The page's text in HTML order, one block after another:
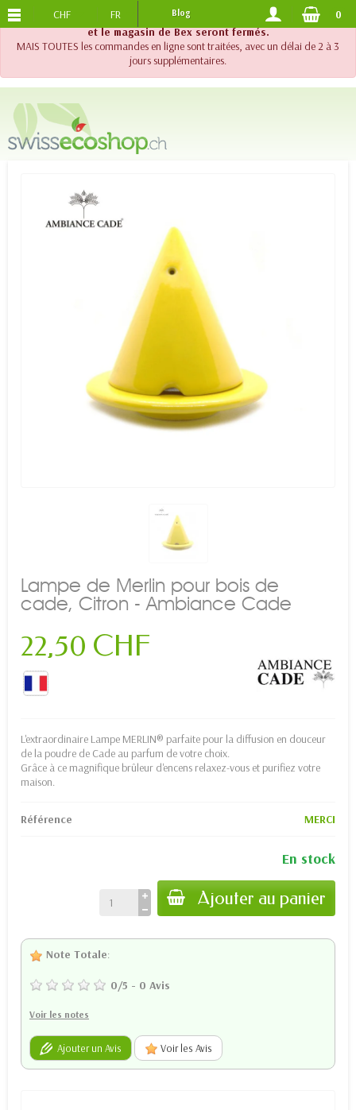
!! Important !! Jusqu'au 20 août 2026, le support téléphonique
et le magasin de Bex seront fermés.
MAIS TOUTES les commandes en ligne sont traitées, avec un délai de 2 à 3
jours supplémentaires.
PORTS OFFERTS DES 120.-
CHF FR Blog 0
Lampe de Merlin pour bois de
cade, Citron - Ambiance Cade
22,50 CHF
L'extraordinaire Lampe MERLIN® parfaite pour la diffusion en douceur
de la poudre de Cade au parfum de votre choix.
Grâce à ce magnifique brûleur d'encens relaxez-vous et purifiez votre
maison.
Référence MERCI
En stock
Ajouter au panier
Note Totale:
0/5 - 0 Avis
Voir les notes
Ajouter un Avis Voir les Avis